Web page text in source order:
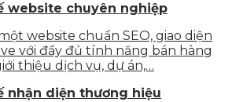
website chuyên nghiệp
website chuẩn SEO, giao diện
với đầy đủ tính năng bán hàng
thiệu dịch vụ, dự án,…
nhận diện thương hiệu